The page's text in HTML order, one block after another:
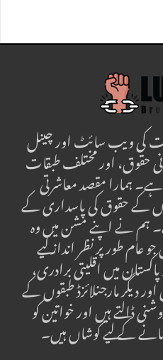
کی ویب سائٹ اور چینل
حقوق، اور مختلف طبقات
ہے۔ ہمارا مقصد معاشرتی
کے حقوق کی پاسداری کے
ہم نے اپنے مشن میں وہ
طور پر نظر انداز کیے
میں اقلیتی برادری،
دیگر مارجنلائزڈ طبقوں کے
ہیں اور خواتین کو
کے لیے کوشاں ہیں۔